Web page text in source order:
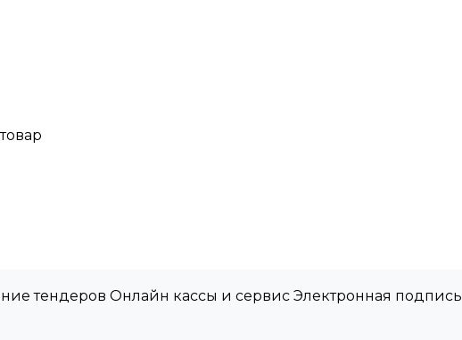
тендеров Онлайн кассы и сервис Электронная подпись